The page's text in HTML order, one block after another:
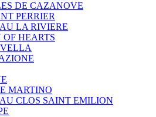
DE CAZANOVE
PERRIER
LA RIVIERE
OF HEARTS
MARTINO
CLOS SAINT EMILION